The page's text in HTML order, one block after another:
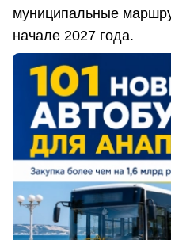
муниципальные
начале 2027 года.